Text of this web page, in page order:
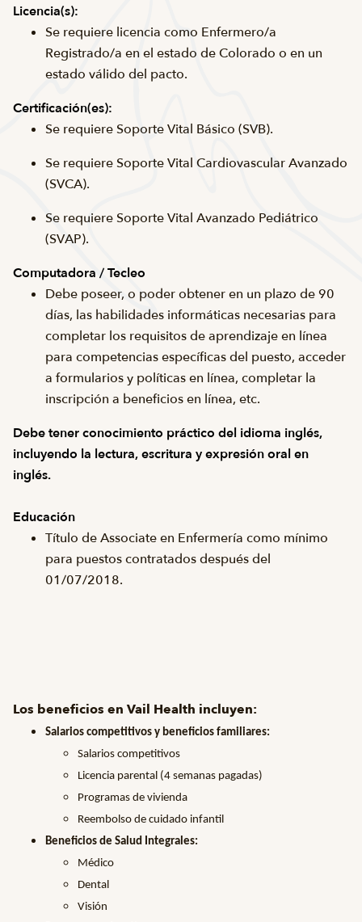
Licencia(s):
Se requiere licencia como Enfermero/a
Registrado/a en el estado de Colorado o en un
estado válido del pacto.
Certificación(es):
Se requiere Soporte Vital Básico (SVB).
Se requiere Soporte Vital Cardiovascular Avanzado
(SVCA).
Se requiere Soporte Vital Avanzado Pediátrico
(SVAP).
Computadora / Tecleo
Debe poseer, o poder obtener en un plazo de 90
días, las habilidades informáticas necesarias para
completar los requisitos de aprendizaje en línea
para competencias específicas del puesto, acceder
a formularios y políticas en línea, completar la
inscripción a beneficios en línea, etc.
Debe tener conocimiento práctico del idioma inglés,
incluyendo la lectura, escritura y expresión oral en
inglés.
Educación
Título de Associate en Enfermería como mínimo
para puestos contratados después del
01/07/2018.
Los beneficios en Vail Health incluyen:
Salarios competitivos y beneficios familiares:
Salarios competitivos
Licencia parental (4 semanas pagadas)
Programas de vivienda
Reembolso de cuidado infantil
Beneficios de Salud Integrales:
Médico
Dental
Visión